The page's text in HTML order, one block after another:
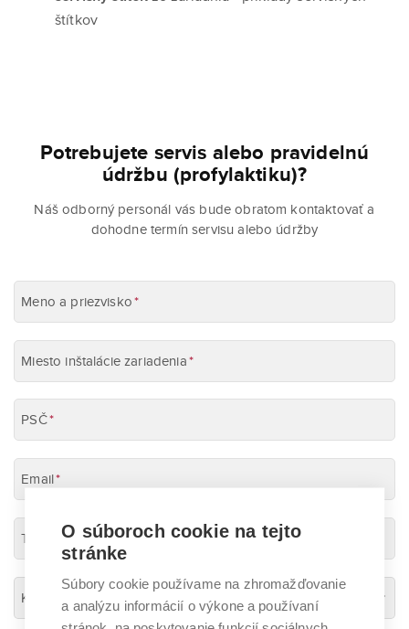
štítkov
Potrebujete servis alebo pravidelnú
údržbu (profylaktiku)?
Náš odborný personál vás bude obratom kontaktovať a
dohodne termín servisu alebo údržby
Meno a priezvisko
Miesto inštalácie zariadenia
PSČ
Email
Telefón
keyboard_arrow_down
O súboroch cookie na tejto
stránke
Súbory cookie používame na zhromažďovanie
a analýzu informácií o výkone a používaní